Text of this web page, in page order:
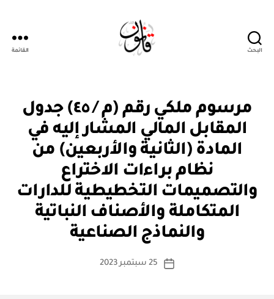
البحث القائمة
التصنيفات
مرسوم ملكي رقم (م / ٤٥) جدول
المقابل المالي المشار إليه في
المادة (الثانية والأربعين) من
نظام براءات الاختراع
والتصميمات التخطيطية للدارات
المتكاملة والأصناف النباتية
والنماذج الصناعية
كاتب
بو
س
ة
تاريخ
25 سبتمبر 2023